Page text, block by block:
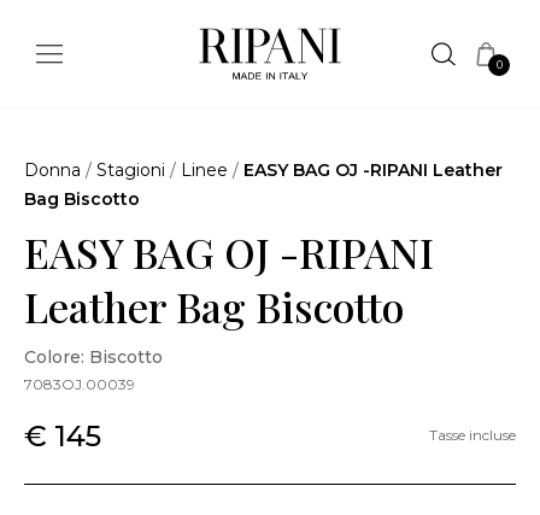
0
Donna / Stagioni / Linee / EASY BAG OJ -RIPANI Leather
Bag Biscotto
EASY BAG OJ -RIPANI
Leather Bag Biscotto
Colore: Biscotto
7083OJ.00039
€ 145 Tasse incluse